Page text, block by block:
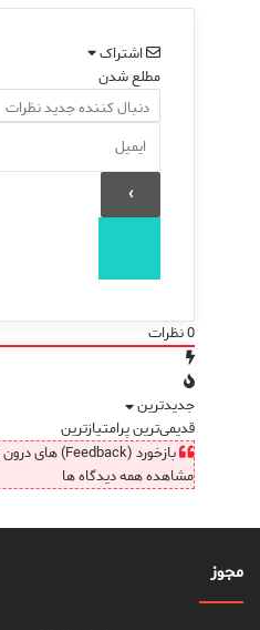
اشتراک
مطلع شدن
0نظرات
جدیدترین
قدیمی‌ترینپرامتیازترین
بازخورد (Feedback) های درون متنی
مشاهده همه دیدگاه ها
مجوز